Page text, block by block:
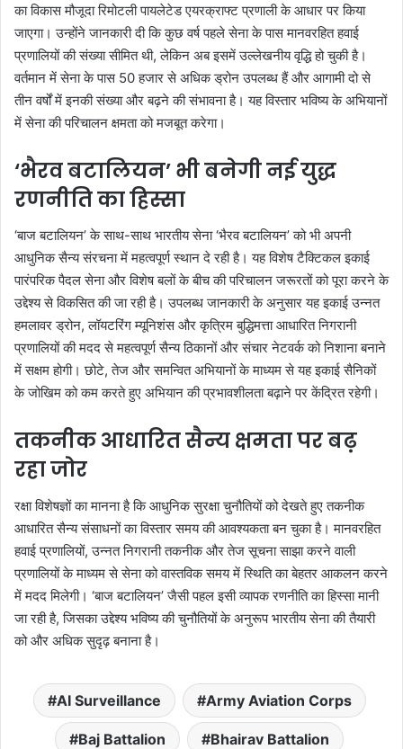
का विकास मौजूदा रिमोटली पायलेटेड एयरक्राफ्ट प्रणाली के आधार पर किया
जाएगा। उन्होंने जानकारी दी कि कुछ वर्ष पहले सेना के पास मानवरहित हवाई
प्रणालियों की संख्या सीमित थी, लेकिन अब इसमें उल्लेखनीय वृद्धि हो चुकी है।
वर्तमान में सेना के पास 50 हजार से अधिक ड्रोन उपलब्ध हैं और आगामी दो से
तीन वर्षों में इनकी संख्या और बढ़ने की संभावना है। यह विस्तार भविष्य के अभियानों
में सेना की परिचालन क्षमता को मजबूत करेगा।
‘भैरव बटालियन’ भी बनेगी नई युद्ध
रणनीति का हिस्सा
‘बाज बटालियन’ के साथ-साथ भारतीय सेना ‘भैरव बटालियन’ को भी अपनी
आधुनिक सैन्य संरचना में महत्वपूर्ण स्थान दे रही है। यह विशेष टैक्टिकल इकाई
पारंपरिक पैदल सेना और विशेष बलों के बीच की परिचालन जरूरतों को पूरा करने के
उद्देश्य से विकसित की जा रही है। उपलब्ध जानकारी के अनुसार यह इकाई उन्नत
हमलावर ड्रोन, लॉयटरिंग म्यूनिशंस और कृत्रिम बुद्धिमत्ता आधारित निगरानी
प्रणालियों की मदद से महत्वपूर्ण सैन्य ठिकानों और संचार नेटवर्क को निशाना बनाने
में सक्षम होगी। छोटे, तेज और समन्वित अभियानों के माध्यम से यह इकाई सैनिकों
के जोखिम को कम करते हुए अभियान की प्रभावशीलता बढ़ाने पर केंद्रित रहेगी।
तकनीक आधारित सैन्य क्षमता पर बढ़
रहा जोर
रक्षा विशेषज्ञों का मानना है कि आधुनिक सुरक्षा चुनौतियों को देखते हुए तकनीक
आधारित सैन्य संसाधनों का विस्तार समय की आवश्यकता बन चुका है। मानवरहित
हवाई प्रणालियों, उन्नत निगरानी तकनीक और तेज सूचना साझा करने वाली
प्रणालियों के माध्यम से सेना को वास्तविक समय में स्थिति का बेहतर आकलन करने
में मदद मिलेगी। ‘बाज बटालियन’ जैसी पहल इसी व्यापक रणनीति का हिस्सा मानी
जा रही है, जिसका उद्देश्य भविष्य की चुनौतियों के अनुरूप भारतीय सेना की तैयारी
को और अधिक सुदृढ़ बनाना है।
AI Surveillance Army Aviation Corps
Baj Battalion Bhairav Battalion